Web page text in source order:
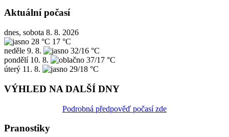
Aktuální počasí
dnes, sobota 8. 8. 2026
28 °C 17 °C
neděle 9. 8.
32/16 °C
pondělí 10. 8.
37/17 °C
úterý 11. 8. 29/18 °C
VÝHLED NA DALŠÍ DNY
Podrobná předpověď počasí zde
Pranostiky